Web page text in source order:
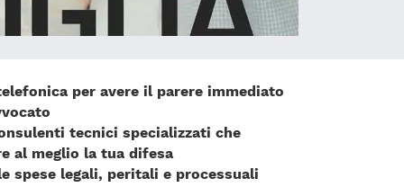
per avere il parere immediato
tecnici specializzati che
al meglio la tua difesa
spese legali, peritali e processuali